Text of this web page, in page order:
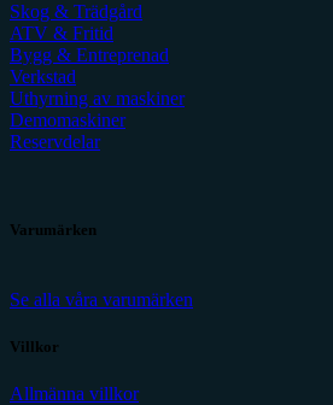
Skog & Trädgård
ATV & Fritid
Bygg & Entreprenad
Verkstad
Uthyrning av maskiner
Demomaskiner
Reservdelar
Varumärken
Se alla våra varumärken
Villkor
Allmänna villkor